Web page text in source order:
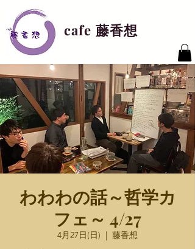
cafe 藤香想
わわわの話～哲学カ
フェ～ 4/27
4月27日(日)
  |
藤香想